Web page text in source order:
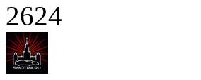
2624